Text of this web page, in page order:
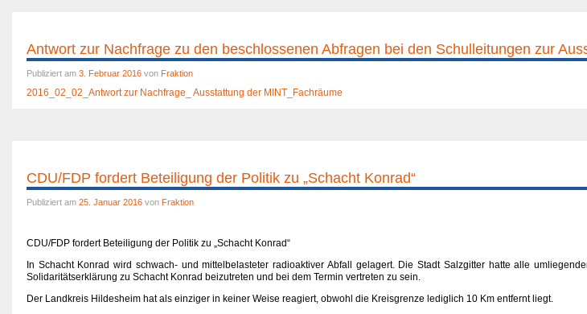
Antwort zur Nachfrage zu den beschlossenen Abfragen bei den Schulleitungen zur
Publiziert am 3. Februar 2016 von Fraktion
2016_02_02_Antwort zur Nachfrage_ Ausstattung der MINT_Fachräume
CDU/FDP fordert Beteiligung der Politik zu „Schacht Konrad“
Publiziert am 25. Januar 2016 von Fraktion
CDU/FDP fordert Beteiligung der Politik zu „Schacht Konrad“
In Schacht Konrad wird schwach- und mittelbelasteter radioaktiver Abfall gelagert. Die Stadt Salzgitter hatte alle
Solidaritätserklärung zu Schacht Konrad beizutreten und bei dem Termin vertreten zu sein.
Der Landkreis Hildesheim hat als einziger in keiner Weise reagiert, obwohl die Kreisgrenze lediglich 10 Km entfernt liegt.